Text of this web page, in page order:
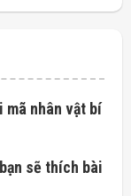
mã nhân vật bí
sẽ thích bài